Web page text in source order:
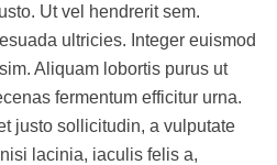
Ut vel hendrerit sem.
ultricies. Integer euismod
Aliquam lobortis purus ut
fermentum efficitur urna.
justo sollicitudin, a vulputate
lacinia, iaculis felis a,